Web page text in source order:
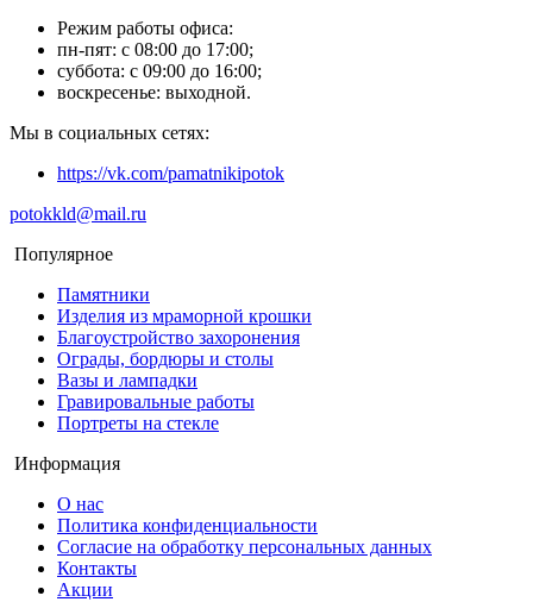
Режим работы офиса:
пн-пят: с 08:00 до 17:00;
суббота: с 09:00 до 16:00;
воскресенье: выходной.
Мы в социальных сетях:
https://vk.com/pamatnikipotok
potokkld@mail.ru
Популярное
Памятники
Изделия из мраморной крошки
Благоустройство захоронения
Ограды, бордюры и столы
Вазы и лампадки
Гравировальные работы
Портреты на стекле
Информация
О нас
Политика конфиденциальности
Согласие на обработку персональных данных
Контакты
Акции